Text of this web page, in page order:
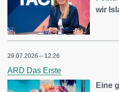
wir
29.07.2026 – 12:26
ARD Das Erste
Eine